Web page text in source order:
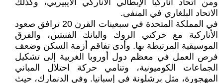
ومن اتحاد أناركيا الإيطالي الأناركي الأيبيريي، وكذلك
الاتحاد البلغاري في المنفى.
في المملكة المتحدة في سبعينات القرن 20 ترافق صعود
الأناركية مع حركتي الروك والبانك الفنيتين، والفرق
الموسيقية المرتبطة بها. وأدى تفاقم أزمة السكن وضعف
فرص العمل في معظم دول أوروبا الغربية إلى تشكيل
الجماعات الكوميونية، وتنامي حركة احتلال المباني
المهجورة، مثل برشلونة في إسبانيا. وفي الدنمارك، حيث